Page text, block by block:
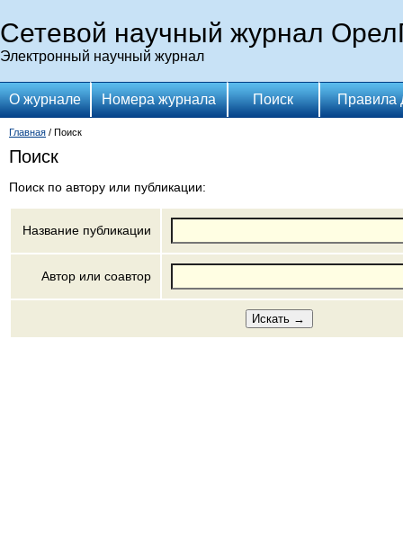
Сетевой научный журнал
Электронный научный журнал
О журнале Номера журнала Поиск Правила
Главная / Поиск
Поиск
Поиск по автору или публикации:
Название публикации
Автор или соавтор